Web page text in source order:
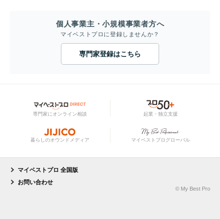
個人事業主・小規模事業者方へ
マイベストプロに登録しませんか？
専門家登録はこちら
専門家にオンライン相談 起業・独立支援
暮らしのオウンドメディア マイベストプログローバル
マイベストプロ 全国版
お問い合わせ
© My Best Pro